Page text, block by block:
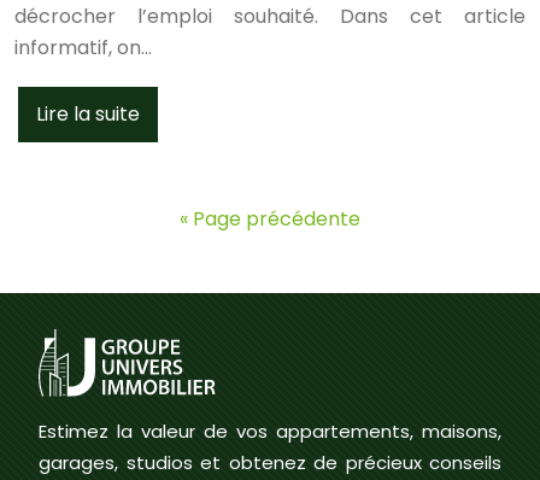
décrocher l’emploi souhaité. Dans cet article
informatif, on…
Lire la suite
« Page précédente
Estimez la valeur de vos appartements, maisons,
garages, studios et obtenez de précieux conseils